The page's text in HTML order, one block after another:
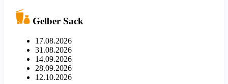
Gelber Sack
17.08.2026
31.08.2026
14.09.2026
28.09.2026
12.10.2026